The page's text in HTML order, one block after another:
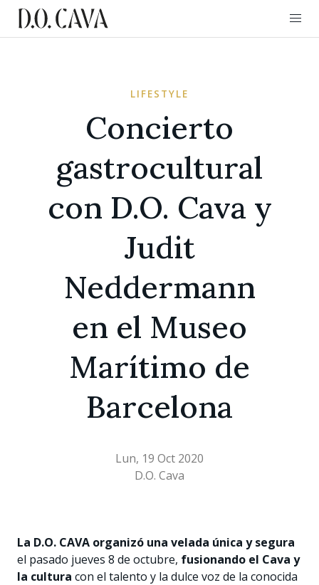
LIFESTYLE
Concierto
gastrocultural
con D.O. Cava y
Judit
Neddermann
en el Museo
Marítimo de
Barcelona
Lun, 19 Oct 2020
D.O. Cava
La D.O. CAVA organizó una velada única y segura
el pasado jueves 8 de octubre, fusionando el Cava y
la cultura con el talento y la dulce voz de la conocida